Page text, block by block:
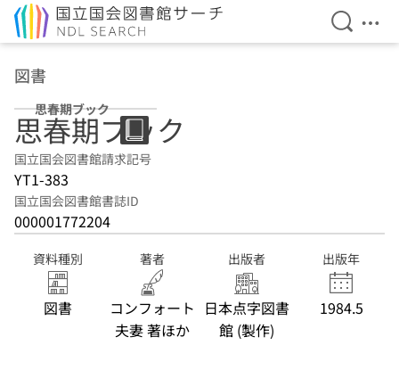
検索を
メ
図書
思春期ブック
思春期ブック
国立国会図書館請求記号
YT1-383
国立国会図書館書誌ID
000001772204
資料種別
図書
著者
コンフォート
夫妻 著ほか
出版者
日本点字図書
館 (製作)
出版年
1984.5